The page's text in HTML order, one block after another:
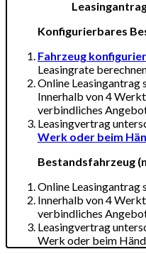
Konfigurierbares
Fahrzeug
Leasingrate
Online Leasingantrag
Innerhalb von 4
verbindliches
Leasingvertrag
Werk oder beim
Bestandsfahrzeug
Online Leasingantrag
Innerhalb von 4
verbindliches
Leasingvertrag
Werk oder beim